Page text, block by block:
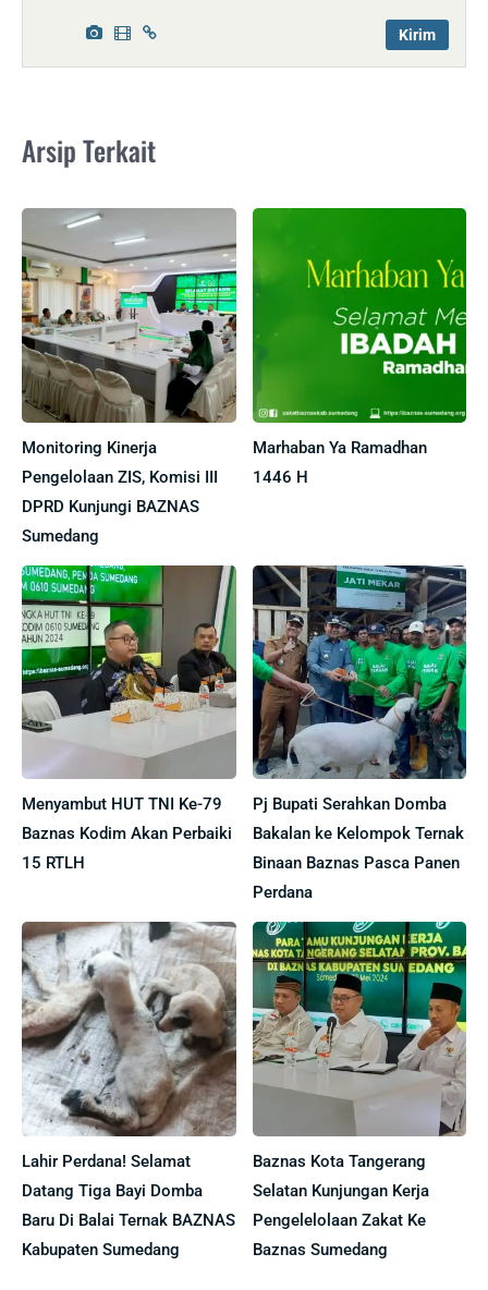
Arsip Terkait
Monitoring Kinerja
Pengelolaan ZIS, Komisi III
DPRD Kunjungi BAZNAS
Sumedang
Marhaban Ya Ramadhan
1446 H
Menyambut HUT TNI Ke-79
Baznas Kodim Akan Perbaiki
15 RTLH
Pj Bupati Serahkan Domba
Bakalan ke Kelompok Ternak
Binaan Baznas Pasca Panen
Perdana
Lahir Perdana! Selamat
Datang Tiga Bayi Domba
Baru Di Balai Ternak BAZNAS
Kabupaten Sumedang
Baznas Kota Tangerang
Selatan Kunjungan Kerja
Pengelelolaan Zakat Ke
Baznas Sumedang